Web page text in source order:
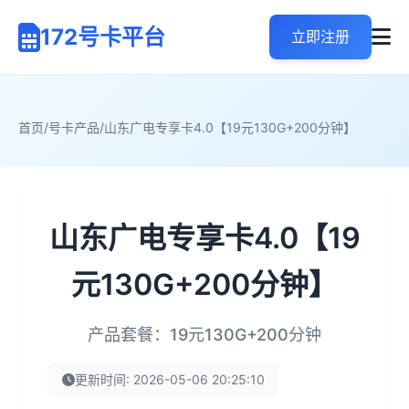
172号卡平台 立即注册
首页/号卡产品/山东广电专享卡4.0【19元130G+200分钟】
山东广电专享卡4.0【19
元130G+200分钟】
产品套餐：19元130G+200分钟
更新时间: 2026-05-06 20:25:10